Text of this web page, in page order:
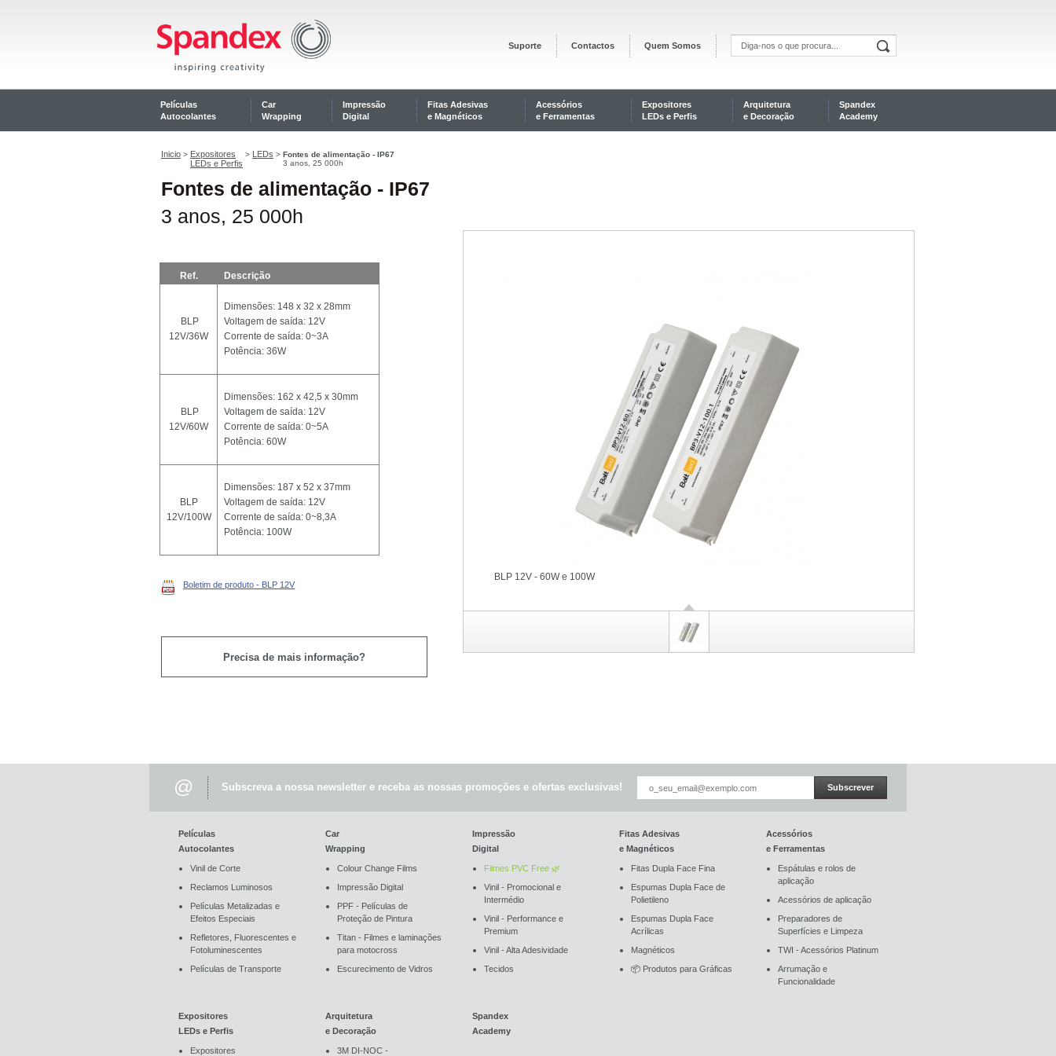
Suporte Contactos Quem Somos
Películas
Autocolantes
Car
Wrapping
Impressão
Digital
Fitas Adesivas
e Magnéticos
Acessórios
e Ferramentas
Expositores
LEDs e Perfis
Arquitetura
e Decoração
Spandex
Academy
Inicio > Expositores
LEDs e Perfis
> LEDs > Fontes de alimentação - IP67
3 anos, 25 000h
Fontes de alimentação - IP67
3 anos, 25 000h
Ref. Descrição
BLP
12V/36W
Dimensões: 148 x 32 x 28mm
Voltagem de saída: 12V
Corrente de saída: 0~3A
Potência: 36W
BLP
12V/60W
Dimensões: 162 x 42,5 x 30mm
Voltagem de saída: 12V
Corrente de saída: 0~5A
Potência: 60W
BLP
12V/100W
Dimensões: 187 x 52 x 37mm
Voltagem de saída: 12V
Corrente de saída: 0~8,3A
Potência: 100W
Boletim de produto - BLP 12V
Precisa de mais informação?
BLP 12V - 60W e 100W
@ Subscreva a nossa newsletter e receba as nossas promoções e ofertas exclusivas! Subscrever
Películas
Autocolantes
Vinil de Corte
Reclamos Luminosos
Películas Metalizadas e
Efeitos Especiais
Refletores, Fluorescentes e
Fotoluminescentes
Películas de Transporte
Car
Wrapping
Colour Change Films
Impressão Digital
PPF - Películas de
Proteção de Pintura
Titan - Filmes e laminações
para motocross
Escurecimento de Vidros
Impressão
Digital
Filmes PVC Free 🌿
Vinil - Promocional e
Intermédio
Vinil - Performance e
Premium
Vinil - Alta Adesividade
Tecidos
Fitas Adesivas
e Magnéticos
Fitas Dupla Face Fina
Espumas Dupla Face de
Polietileno
Espumas Dupla Face
Acrílicas
Magnéticos
📦 Produtos para Gráficas
Acessórios
e Ferramentas
Espátulas e rolos de
aplicação
Acessórios de aplicação
Preparadores de
Superfícies e Limpeza
TWI - Acessórios Platinum
Arrumação e
Funcionalidade
Expositores
LEDs e Perfis
Expositores
Arquitetura
e Decoração
3M DI-NOC -
Spandex
Academy